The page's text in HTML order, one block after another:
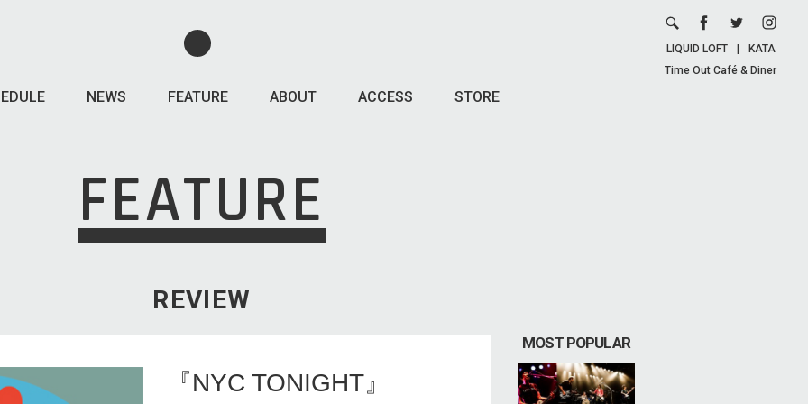
NEWS FEATURE ABOUT ACCESS STORE
LIQUID LOFT
KATA
Time Out Café & Diner
FEATURE
REVIEW
『NYC TONIGHT』
MOST POPULAR